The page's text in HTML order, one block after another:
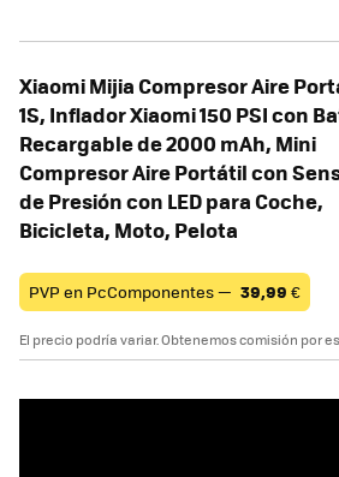
Xiaomi Mijia Compresor Aire
1S, Inflador Xiaomi 150 PSI con
Recargable de 2000 mAh, Mini
Compresor Aire Portátil con
de Presión con LED para Coche,
Bicicleta, Moto, Pelota
PVP en PcComponentes — 39,99 €
El precio podría variar. Obtenemos comisión por